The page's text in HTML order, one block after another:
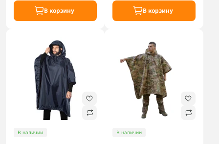
В корзину В корзину
В наличии В наличии